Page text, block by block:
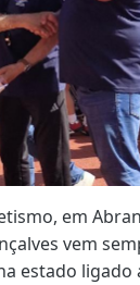
em
vem
estado ligado